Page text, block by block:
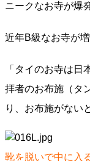
ニークなお寺が爆
近年B級なお寺が
「タイのお寺は
拝者のお布施（タ
り、お布施がない
靴を脱いで中に入